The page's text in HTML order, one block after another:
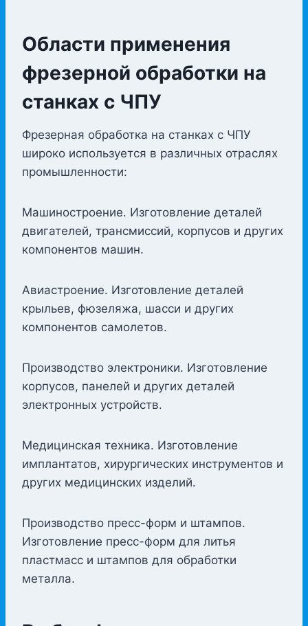
Области применения
фрезерной обработки на
станках с ЧПУ
Фрезерная обработка на станках с ЧПУ
широко используется в различных отраслях
промышленности:
Машиностроение. Изготовление деталей
двигателей, трансмиссий, корпусов и других
компонентов машин.
Авиастроение. Изготовление деталей
крыльев, фюзеляжа, шасси и других
компонентов самолетов.
Производство электроники. Изготовление
корпусов, панелей и других деталей
электронных устройств.
Медицинская техника. Изготовление
имплантатов, хирургических инструментов и
других медицинских изделий.
Производство пресс-форм и штампов.
Изготовление пресс-форм для литья
пластмасс и штампов для обработки
металла.